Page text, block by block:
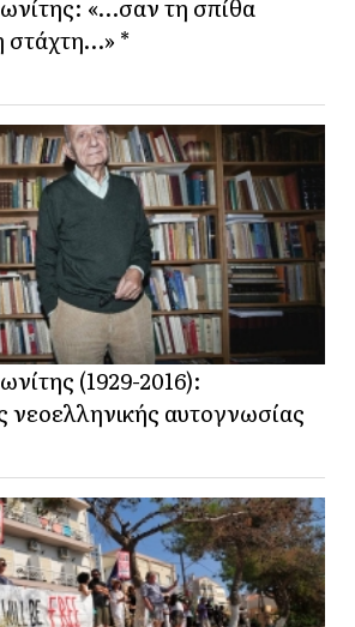
«…σαν τη σπίθα
στάχτη…» *
(1929-2016):
νεοελληνικής αυτογνωσίας